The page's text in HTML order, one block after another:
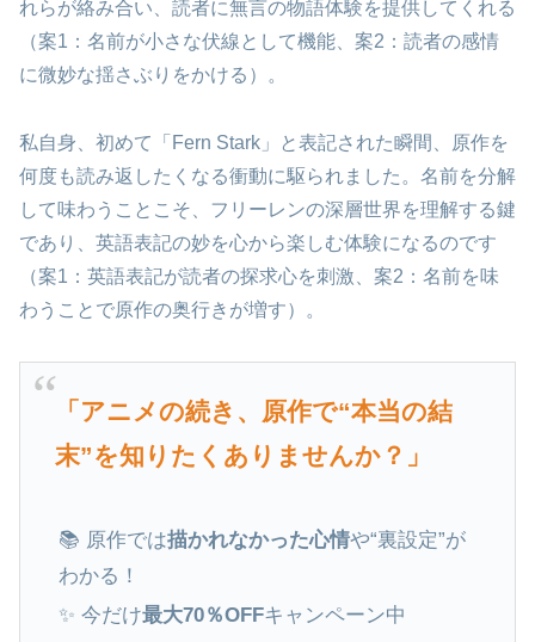
れらが絡み合い、読者に無言の物語体験を提供してくれる
（案1：名前が小さな伏線として機能、案2：読者の感情
に微妙な揺さぶりをかける）。
私自身、初めて「Fern Stark」と表記された瞬間、原作を
何度も読み返したくなる衝動に駆られました。名前を分解
して味わうことこそ、フリーレンの深層世界を理解する鍵
であり、英語表記の妙を心から楽しむ体験になるのです
（案1：英語表記が読者の探求心を刺激、案2：名前を味
わうことで原作の奥行きが増す）。
「アニメの続き、原作で“本当の結
末”を知りたくありませんか？」
📚 原作では描かれなかった心情や“裏設定”が
わかる！
✨ 今だけ最大70％OFFキャンペーン中